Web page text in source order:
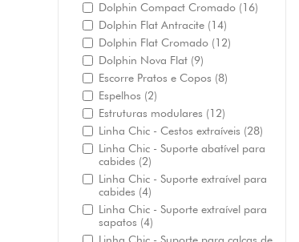
Dolphin Compact Cromado (16)
Dolphin Flat Antracite (14)
Dolphin Flat Cromado (12)
Dolphin Nova Flat (9)
Escorre Pratos e Copos (8)
Espelhos (2)
Estruturas modulares (12)
Linha Chic - Cestos extraíveis (28)
Linha Chic - Suporte abatível para
cabides (2)
Linha Chic - Suporte extraível para
cabides (4)
Linha Chic - Suporte extraível para
sapatos (4)